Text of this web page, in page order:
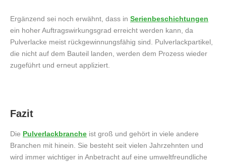
Ergänzend sei noch erwähnt, dass in Serienbeschichtungen
ein hoher Auftragswirkungsgrad erreicht werden kann, da
Pulverlacke meist rückgewinnungsfähig sind. Pulverlackpartikel,
die nicht auf dem Bauteil landen, werden dem Prozess wieder
zugeführt und erneut appliziert.
Fazit
Die Pulverlackbranche ist groß und gehört in viele andere
Branchen mit hinein. Sie besteht seit vielen Jahrzehnten und
wird immer wichtiger in Anbetracht auf eine umweltfreundliche